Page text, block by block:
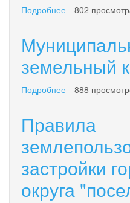
Подробнее
порядке
проведения
проверок
земельного
802
земельный
Подробнее
контроль
888
Правила
застройки
округа